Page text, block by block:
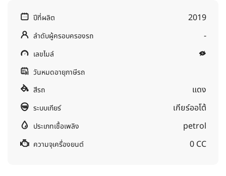
ปีที่ผลิต 2019
ลำดับผู้ครอบครองรถ -
เลขไมล์
วันหมดอายุภาษีรถ
สีรถ
แดง
ระบบเกียร์ เกียร์ออโต้
ประเภทเชื้อเพลิง petrol
ความจุเครื่องยนต์ 0 CC